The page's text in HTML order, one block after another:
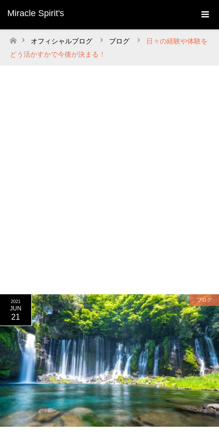
Miracle Spirit's
ホーム
オフィシャルブログ ブログ
日々の経験や体験を
どう活かすかで今後が決まる！
2021
JUN
21
ブログ